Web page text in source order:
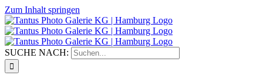
Zum Inhalt springen
SUCHE NACH: